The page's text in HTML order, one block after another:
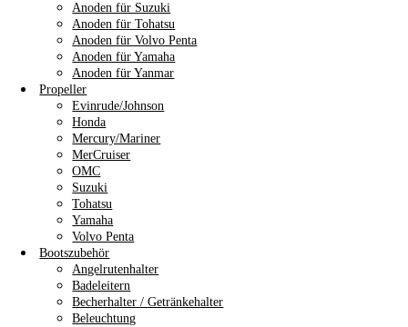
Anoden für Suzuki
Anoden für Tohatsu
Anoden für Volvo Penta
Anoden für Yamaha
Anoden für Yanmar
Propeller
Evinrude/Johnson
Honda
Mercury/Mariner
MerCruiser
OMC
Suzuki
Tohatsu
Yamaha
Volvo Penta
Bootszubehör
Angelrutenhalter
Badeleitern
Becherhalter / Getränkehalter
Beleuchtung